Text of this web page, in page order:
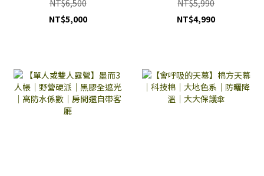
防蚊
NT$6,500
NT$5,000
NT$5,990
NT$4,990